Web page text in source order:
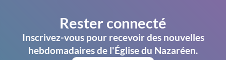
Rester connecté
Inscrivez-vous pour recevoir des nouvelles
hebdomadaires de l'Église du Nazaréen.